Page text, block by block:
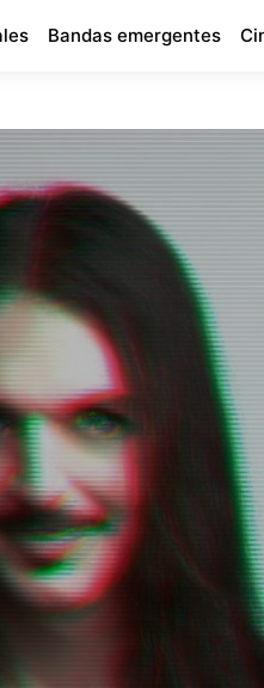
Bandas emergentes